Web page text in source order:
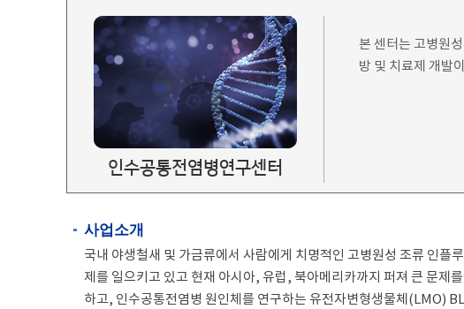
인수공통전염병연구센터
본 센터는 고병원
방 및 치료제 개발
사업소개
국내 야생철새 및 가금류에서 사람에게 치명적인 고병원성 조류 인
제를 일으키고 있고 현재 아시아, 유럽, 북아메리카까지 퍼져 큰 문제
하고, 인수공통전염병 원인체를 연구하는 유전자변형생물체(LMO)